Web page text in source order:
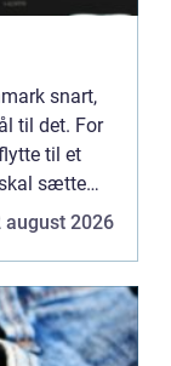
snart,
til det. For
til et
sætte
du skal ...
august 2026